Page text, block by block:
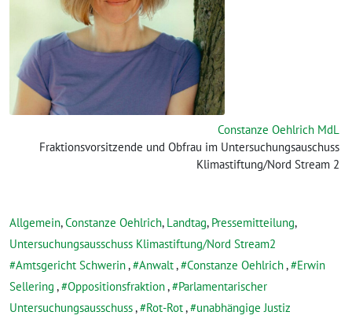
Constanze Oehlrich MdL
Fraktionsvorsitzende und Obfrau im Untersuchungsauschuss
Klimastiftung/Nord Stream 2
Allgemein,Constanze Oehlrich, Landtag, Pressemitteilung,
Untersuchungsausschuss Klimastiftung/Nord Stream2
Amtsgericht Schwerin, Anwalt, Constanze Oehlrich,
Erwin
Sellering , Oppositionsfraktion,
Parlamentarischer
Untersuchungsausschuss, Rot-Rot, unabhängige Justiz